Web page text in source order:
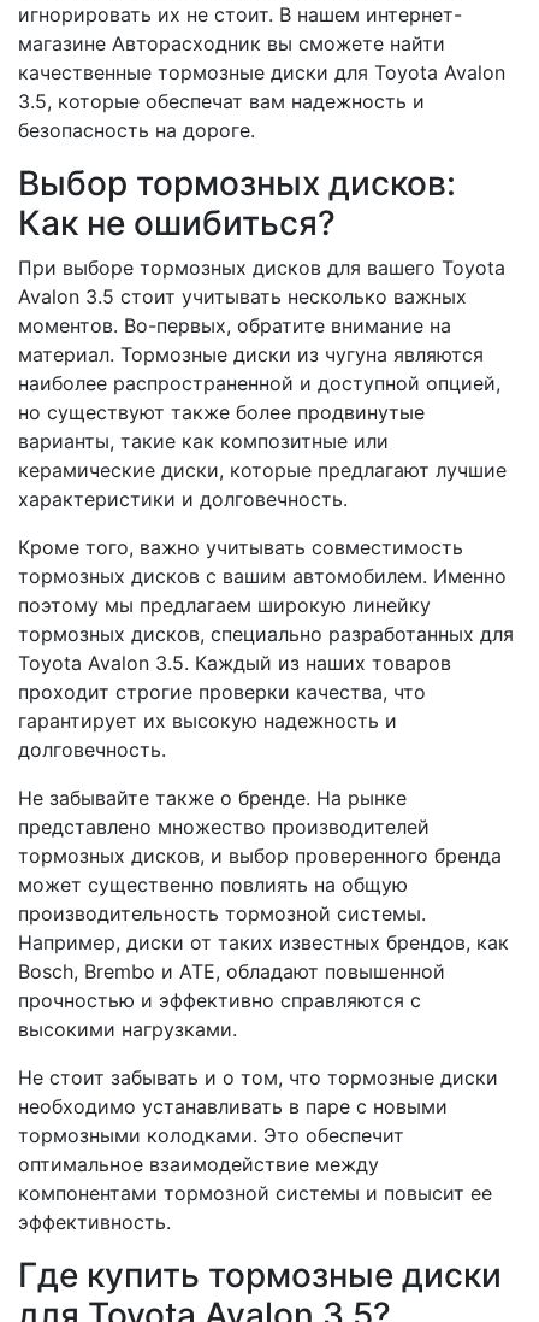
игнорировать их не стоит. В нашем интернет-
магазине Авторасходник вы сможете найти
качественные тормозные диски для Toyota Avalon
3.5, которые обеспечат вам надежность и
безопасность на дороге.
Выбор тормозных дисков:
Как не ошибиться?
При выборе тормозных дисков для вашего Toyota
Avalon 3.5 стоит учитывать несколько важных
моментов. Во-первых, обратите внимание на
материал. Тормозные диски из чугуна являются
наиболее распространенной и доступной опцией,
но существуют также более продвинутые
варианты, такие как композитные или
керамические диски, которые предлагают лучшие
характеристики и долговечность.
Кроме того, важно учитывать совместимость
тормозных дисков с вашим автомобилем. Именно
поэтому мы предлагаем широкую линейку
тормозных дисков, специально разработанных для
Toyota Avalon 3.5. Каждый из наших товаров
проходит строгие проверки качества, что
гарантирует их высокую надежность и
долговечность.
Не забывайте также о бренде. На рынке
представлено множество производителей
тормозных дисков, и выбор проверенного бренда
может существенно повлиять на общую
производительность тормозной системы.
Например, диски от таких известных брендов, как
Bosch, Brembo и ATE, обладают повышенной
прочностью и эффективно справляются с
высокими нагрузками.
Не стоит забывать и о том, что тормозные диски
необходимо устанавливать в паре с новыми
тормозными колодками. Это обеспечит
оптимальное взаимодействие между
компонентами тормозной системы и повысит ее
эффективность.
Где купить тормозные диски